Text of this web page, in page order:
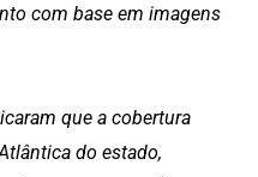
com base em imagens
que a cobertura
do estado,